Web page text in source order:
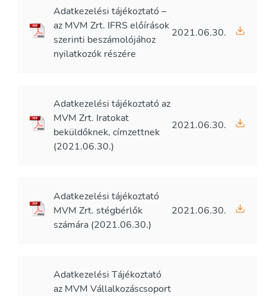
Adatkezelési tájékoztató –
az MVM Zrt. IFRS előírások
szerinti beszámolójához
nyilatkozók részére
2021.06.30.
Adatkezelési tájékoztató az
MVM Zrt. Iratokat
beküldőknek, címzettnek
(2021.06.30.)
2021.06.30.
Adatkezelési tájékoztató
MVM Zrt. stégbérlők
számára (2021.06.30.)
2021.06.30.
Adatkezelési Tájékoztató
az MVM Vállalkozáscsoport